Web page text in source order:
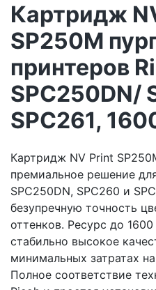
Картридж
SP250M
принтеров
SPC250DN/
SPC261,
Картридж NV Print
премиальное решение
SPC250DN, SPC260 и
безупречную точность
оттенков. Ресурс до
стабильно высокое
минимальных затратах
Полное соответствие